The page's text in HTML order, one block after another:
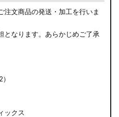
注文商品の発送・加工を行いま
となります。あらかじめご了承
ックス